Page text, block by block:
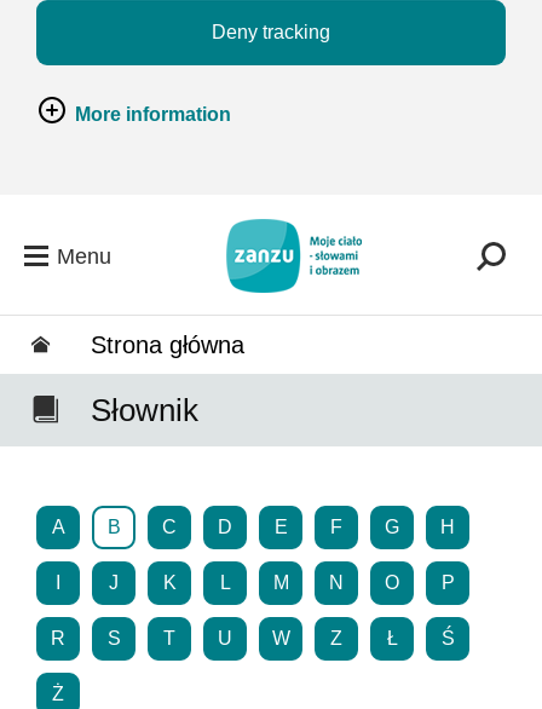
Deny tracking
More information
Menu
Strona główna
Słownik
A B C D E F G H
J K L M N O P
R S T U W Z Ł Ś
Ż